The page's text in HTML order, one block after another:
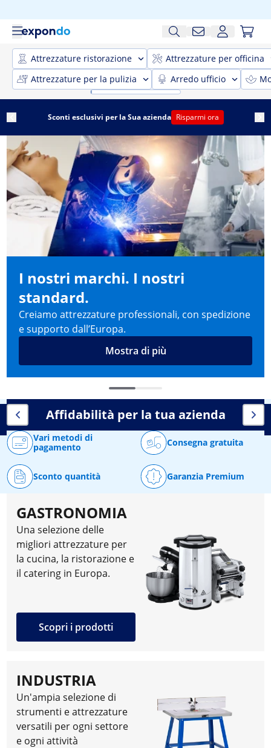
Attrezzature ristorazione
Attrezzature per officina
Attrezzature per la pulizia
Arredo ufficio
Sconti esclusivi per la Sua azienda Risparmi ora
I nostri marchi. I nostri
standard.
Creiamo attrezzature professionali, con spedizione
e supporto dall’Europa.
Mostra di più
Affidabilità per la tua azienda
Vari metodi di
pagamento
Consegna gratuita
Sconto quantità Garanzia Premium
GASTRONOMIA
Una selezione delle
migliori attrezzature per
la cucina, la ristorazione e
il catering in Europa.
Scopri i prodotti
INDUSTRIA
Un'ampia selezione di
strumenti e attrezzature
versatili per ogni settore
e ogni attività